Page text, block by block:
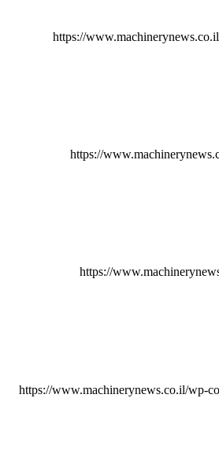
https://
https://
https://
https://www.machinerynews.co.il/wp-